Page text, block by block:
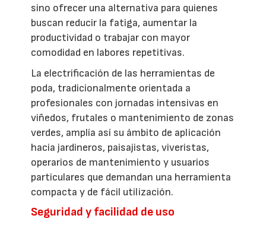
sino ofrecer una alternativa para quienes
buscan reducir la fatiga, aumentar la
productividad o trabajar con mayor
comodidad en labores repetitivas.
La electrificación de las herramientas de
poda, tradicionalmente orientada a
profesionales con jornadas intensivas en
viñedos, frutales o mantenimiento de zonas
verdes, amplía así su ámbito de aplicación
hacia jardineros, paisajistas, viveristas,
operarios de mantenimiento y usuarios
particulares que demandan una herramienta
compacta y de fácil utilización.
Seguridad y facilidad de uso